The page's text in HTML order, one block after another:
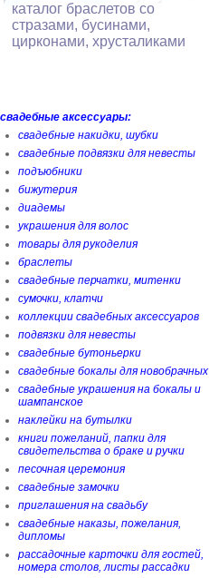
каталог браслетов со
стразами, бусинами,
цирконами, хрусталиками
свадебные аксессуары:
свадебные накидки, шубки
свадебные подвязки для невесты
подъюбники
бижутерия
диадемы
украшения для волос
товары для рукоделия
браслеты
свадебные перчатки, митенки
сумочки, клатчи
коллекции свадебных аксессуаров
подвязки для невесты
свадебные бутоньерки
свадебные бокалы для новобрачных
свадебные украшения на бокалы и
шампанское
наклейки на бутылки
книги пожеланий, папки для
свидетельства о браке и ручки
песочная церемония
свадебные замочки
приглашения на свадьбу
свадебные наказы, пожелания,
дипломы
рассадочные карточки для гостей,
номера столов, листы рассадки